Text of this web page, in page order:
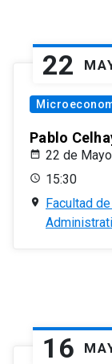
22
Pablo
22 de
15:30
Facultad
16